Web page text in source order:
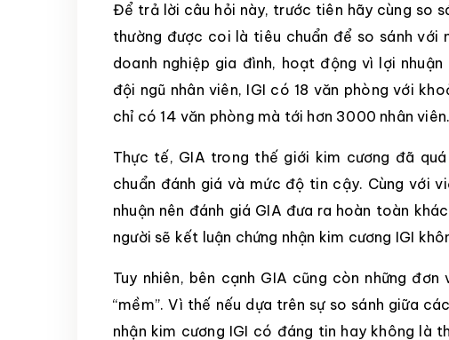
Để trả lời câu hỏi này, trước tiên hãy cùng so
thường được coi là tiêu chuẩn để so sánh với
doanh nghiệp gia đình, hoạt động vì lợi
đội ngũ nhân viên, IGI có 18 văn phòng với
chỉ có 14 văn phòng mà tới hơn 3000 nhân viên.
Thực tế, GIA trong thế giới kim cương đã
chuẩn đánh giá và mức độ tin cậy. Cùng với
nhuận nên đánh giá GIA đưa ra hoàn toàn
người sẽ kết luận chứng nhận kim cương IGI
Tuy nhiên, bên cạnh GIA cũng còn những
“mềm”. Vì thế nếu dựa trên sự so sánh giữa
nhận kim cương IGI có đáng tin hay không là